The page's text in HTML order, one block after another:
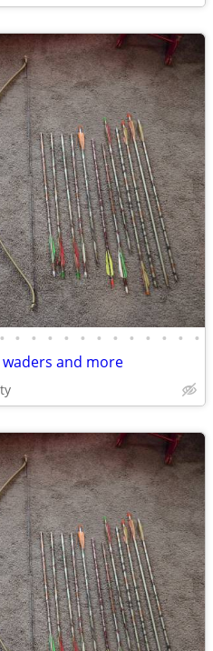
• • • • • • • • • • • • •
and more